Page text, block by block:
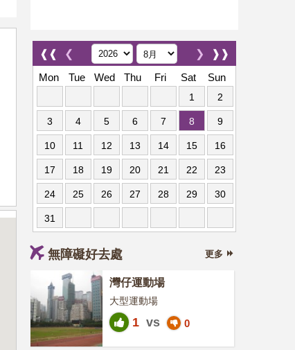
❰❰ ❮ ❱❱
❯
Mon
Tue Wed Thu Fri Sat Sun
1 2
3 4 5 6 7 8 9
10 11 12 13 14 15 16
17 18 19 20 21 22 23
24 25 26 27 28 29 30
31
無障礙好去處 更多
灣仔運動場
大型運動場
1 vs 0